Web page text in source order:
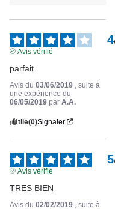
4
Avis vérifié
parfait
Avis du03/06/2019
, suite à
une expérience du
06/05/2019 parA.A.
Utile(0)Signaler
5
Avis vérifié
TRES BIEN
Avis du02/02/2019
, suite à